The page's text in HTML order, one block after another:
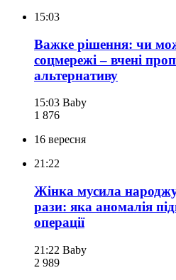
15:03
Важке рішення: чи
соцмережі – вчені
альтернативу
15:03 Baby
1 876
16 вересня
21:22
Жінка мусила
рази: яка аномалія
операції
21:22 Baby
2 989